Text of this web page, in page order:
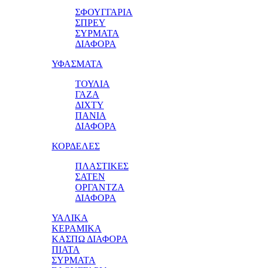
ΣΦΟΥΓΓΑΡΙΑ
ΣΠΡΕΥ
ΣΥΡΜΑΤΑ
ΔΙΑΦΟΡΑ
ΥΦΑΣΜΑΤΑ
ΤΟΥΛΙΑ
ΓΑΖΑ
ΔΙΧΤΥ
ΠΑΝΙΑ
ΔΙΑΦΟΡΑ
ΚΟΡΔΕΛΕΣ
ΠΛΑΣΤΙΚΕΣ
ΣΑΤΕΝ
ΟΡΓΑΝΤΖΑ
ΔΙΑΦΟΡΑ
ΥΑΛΙΚΑ
ΚΕΡΑΜΙΚΑ
ΚΑΣΠΩ ΔΙΑΦΟΡΑ
ΠΙΑΤΑ
ΣΥΡΜΑΤΑ